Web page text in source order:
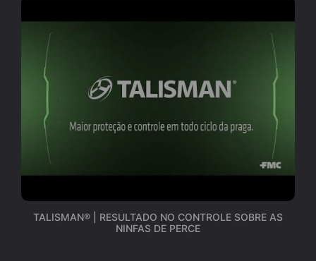
TALISMAN® | RESULTADO NO CONTROLE SOBRE AS
NINFAS DE PERCE